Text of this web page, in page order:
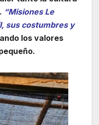
“Misiones Le
sus costumbres y
los valores